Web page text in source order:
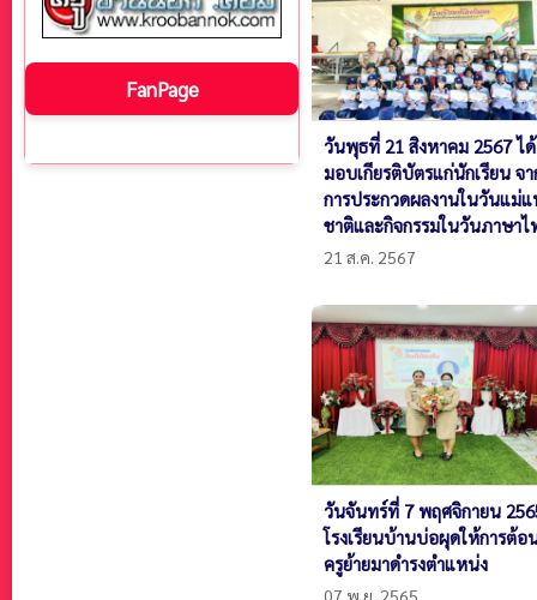
FanPage
วันพุธที่ 21 สิงหาคม 2567 ได้
มอบเกียรติบัตรแก่นักเรียน จา
การประกวดผลงานในวันแม่แ
ชาติและกิจกรรมในวันภาษาไ
21 ส.ค. 2567
วันจันทร์ที่ 7 พฤศจิกายน
โรงเรียนบ้านบ่อผุดให้การต้อ
ครูย้ายมาดำรงตำแหน่ง
07 พ.ย. 2565